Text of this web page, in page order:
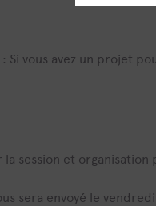
Si vous avez un projet
session et organisation
sera envoyé le vendredi